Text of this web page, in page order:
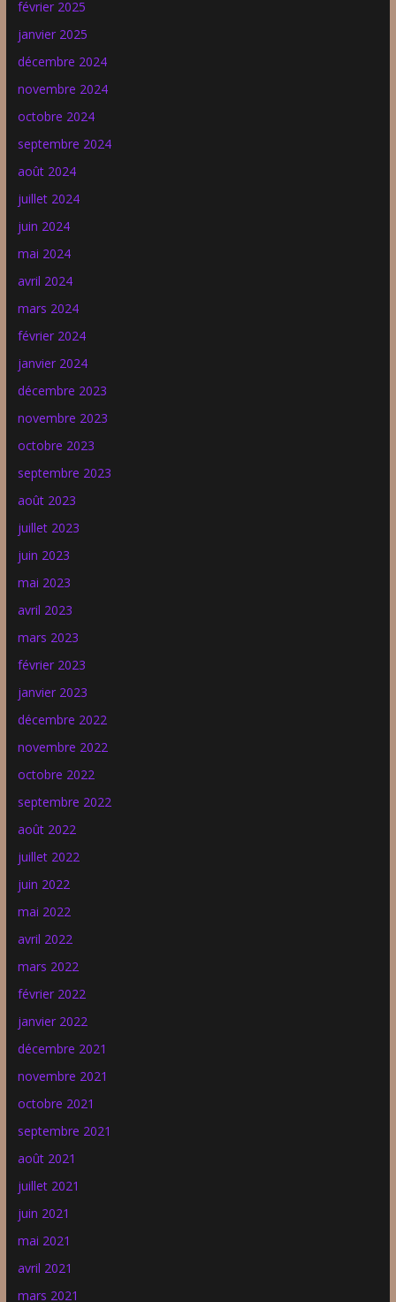
février 2025
janvier 2025
décembre 2024
novembre 2024
octobre 2024
septembre 2024
août 2024
juillet 2024
juin 2024
mai 2024
avril 2024
mars 2024
février 2024
janvier 2024
décembre 2023
novembre 2023
octobre 2023
septembre 2023
août 2023
juillet 2023
juin 2023
mai 2023
avril 2023
mars 2023
février 2023
janvier 2023
décembre 2022
novembre 2022
octobre 2022
septembre 2022
août 2022
juillet 2022
juin 2022
mai 2022
avril 2022
mars 2022
février 2022
janvier 2022
décembre 2021
novembre 2021
octobre 2021
septembre 2021
août 2021
juillet 2021
juin 2021
mai 2021
avril 2021
mars 2021